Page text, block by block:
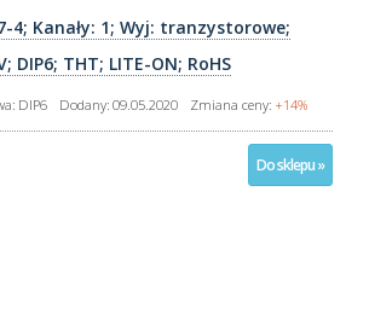
4; Kanały: 1; Wyj: tranzystorowe;
DIP6; THT; LITE-ON; RoHS
DIP6 Dodany: 09.05.2020 Zmiana ceny: +14%
Do sklepu »